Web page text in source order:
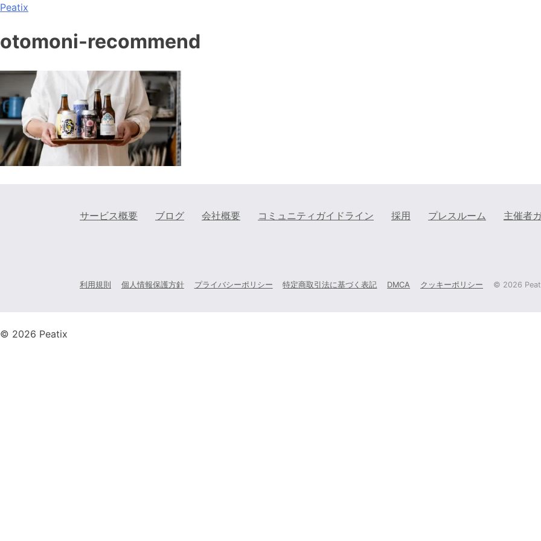
Peatix
otomoni-recommend
サービス概要 ブログ 会社概要 コミュニティガイドライン 採用 プレスルーム 主催者
利用規則 個人情報保護方針 プライバシーポリシー 特定商取引法に基づく表記 DMCA クッキーポリシー © 2026
© 2026 Peatix